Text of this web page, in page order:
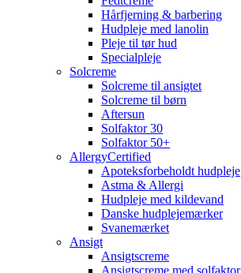
Hårfjerning & barbering
Hudpleje med lanolin
Pleje til tør hud
Specialpleje
Solcreme
Solcreme til ansigtet
Solcreme til børn
Aftersun
Solfaktor 30
Solfaktor 50+
AllergyCertified
Apoteksforbeholdt hudpleje
Astma & Allergi
Hudpleje med kildevand
Danske hudplejemærker
Svanemærket
Ansigt
Ansigtscreme
Ansigtscreme med solfaktor